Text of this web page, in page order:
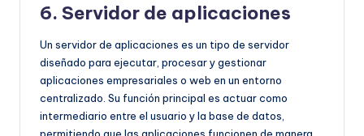
6. Servidor de aplicaciones
Un servidor de aplicaciones es un tipo de servidor
diseñado para ejecutar, procesar y gestionar
aplicaciones empresariales o web en un entorno
centralizado. Su función principal es actuar como
intermediario entre el usuario y la base de datos,
permitiendo que las aplicaciones funcionen de manera